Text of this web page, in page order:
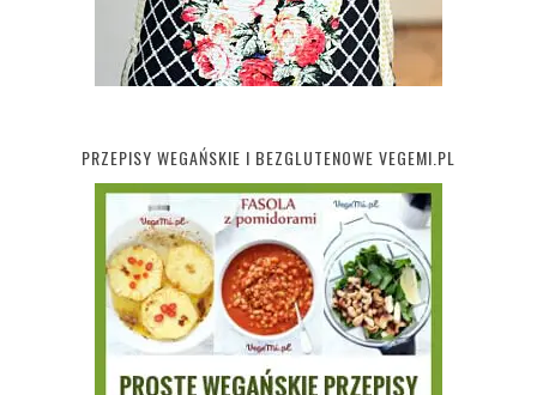
PRZEPISY WEGAŃSKIE I BEZGLUTENOWE VEGEMI.PL